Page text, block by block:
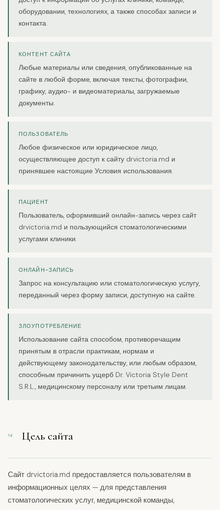
оборудовании, технологиях, а также способах записи и
контакта.
КОНТЕНТ САЙТА
Любые материалы или сведения, опубликованные на
сайте в любой форме, включая тексты, фотографии,
графику, аудио- и видеоматериалы, загружаемые
документы.
ПОЛЬЗОВАТЕЛЬ
Любое физическое или юридическое лицо,
осуществляющее доступ к сайту drvictoria.md и
принявшее настоящие Условия использования.
ПАЦИЕНТ
Пользователь, оформивший онлайн-запись через сайт
drvictoria.md и пользующийся стоматологическими
услугами клиники.
ОНЛАЙН-ЗАПИСЬ
Запрос на консультацию или стоматологическую услугу,
переданный через форму записи, доступную на сайте.
ЗЛОУПОТРЕБЛЕНИЕ
Использование сайта способом, противоречащим
принятым в отрасли практикам, нормам и
действующему законодательству, или любым образом,
способным причинить ущерб Dr. Victoria Style Dent
S.R.L., медицинскому персоналу или третьим лицам.
14 Цель сайта
Сайт drvictoria.md предоставляется пользователям в
информационных целях — для представления
стоматологических услуг, медицинской команды,